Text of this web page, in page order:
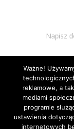
Napisz
Ważne!
reklamowe, a
mediami
programie
ustawienia
internetowych